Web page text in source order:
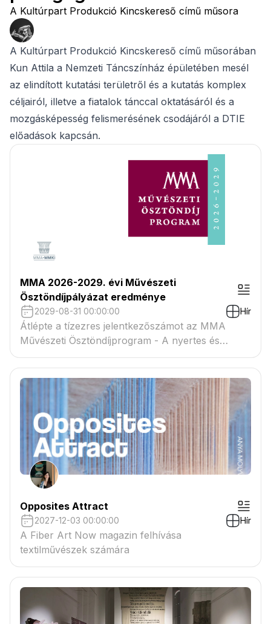
A Kultúrpart Produkció Kincskereső című műsora
A Kultúrpart Produkció Kincskereső című műsorában
Kun Attila a Nemzeti Táncszínház épületében mesél
az elindított kutatási területről és a kutatás komplex
céljairól, illetve a fiatalok tánccal oktatásáról és a
mozgásképesség felismerésének csodájáról a DTIE
előadások kapcsán.
MMA 2026-2029. évi Művészeti
Ösztöndíjpályázat eredménye
2029-08-31 00:00:00 Hír
Átlépte a tízezres jelentkezőszámot az MMA
Művészeti Ösztöndíjprogram - A nyertes és
tartaléklistás pályázók névsora megtekinthető a
csatolmányban
Opposites Attract
2027-12-03 00:00:00 Hír
A Fiber Art Now magazin felhívása
textilművészek számára